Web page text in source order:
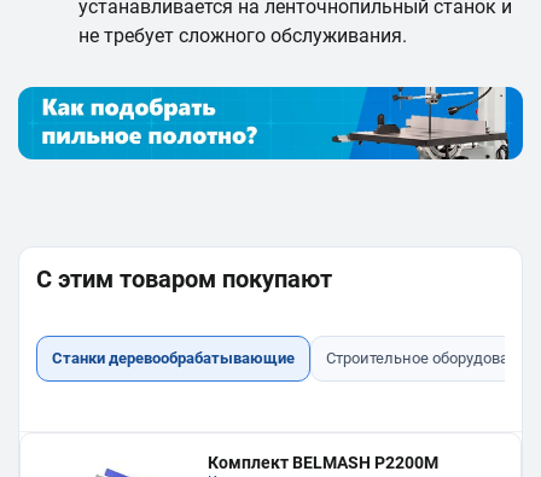
устанавливается на ленточнопильный станок и
не требует сложного обслуживания.
С этим товаром покупают
Станки деревообрабатывающие Строительное оборудование
Комплект BELMASH P2200M